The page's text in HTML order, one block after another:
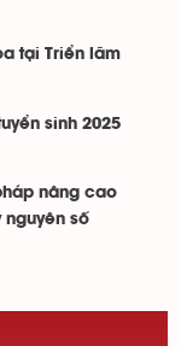
tại Triển lãm
sinh 2025
nâng cao
nguyên số